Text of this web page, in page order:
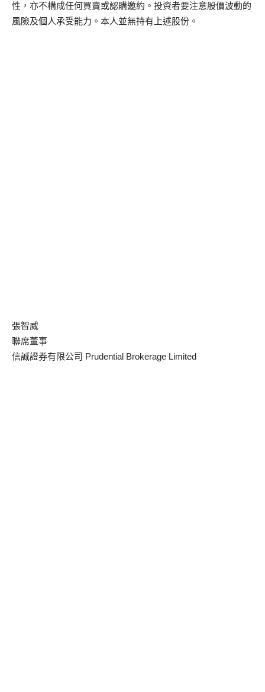
性，亦不構成任何買賣或認購邀約。投資者要注意股價波動的
風險及個人承受能力。本人並無持有上述股份。
張智威
聯席董事
信誠證券有限公司 Prudential Brokerage Limited